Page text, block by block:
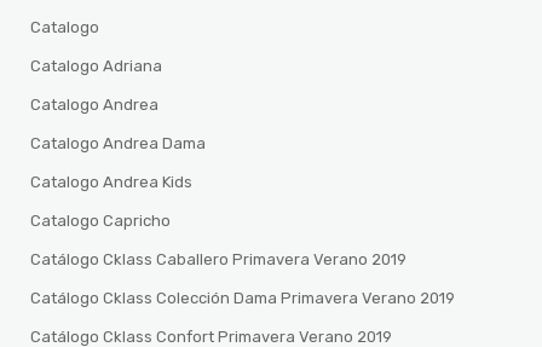
Catalogo
Catalogo Adriana
Catalogo Andrea
Catalogo Andrea Dama
Catalogo Andrea Kids
Catalogo Capricho
Catálogo Cklass Caballero Primavera Verano 2019
Catálogo Cklass Colección Dama Primavera Verano 2019
Catálogo Cklass Confort Primavera Verano 2019